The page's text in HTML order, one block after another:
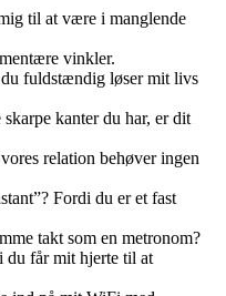
til at være i manglende
vinkler.
fuldstændig løser mit livs
kanter du har, er dit
relation behøver ingen
Fordi du er et fast
takt som en metronom?
du får mit hjerte til at